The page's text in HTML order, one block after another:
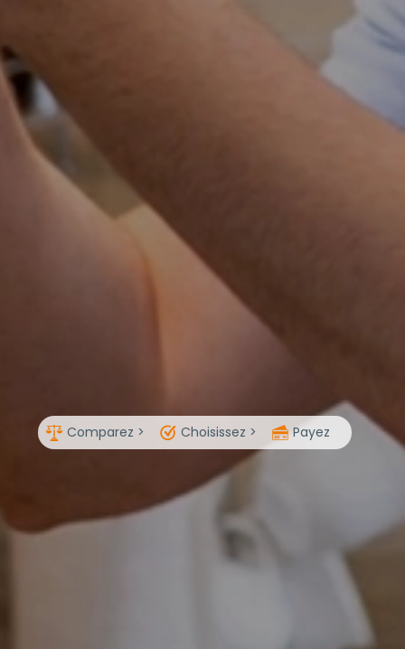
Comparez > Choisissez > Payez